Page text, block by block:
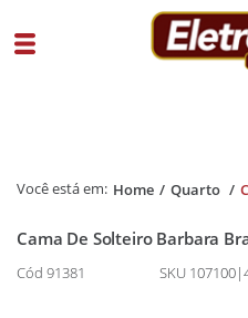
Home Quarto
Cama De Solteiro Barbara
Cód 91381 SKU